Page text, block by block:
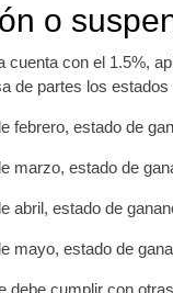
o
cuenta con el 1.5%,
de partes los
febrero, estado de
marzo, estado de
abril, estado de
mayo, estado de
debe cumplir con